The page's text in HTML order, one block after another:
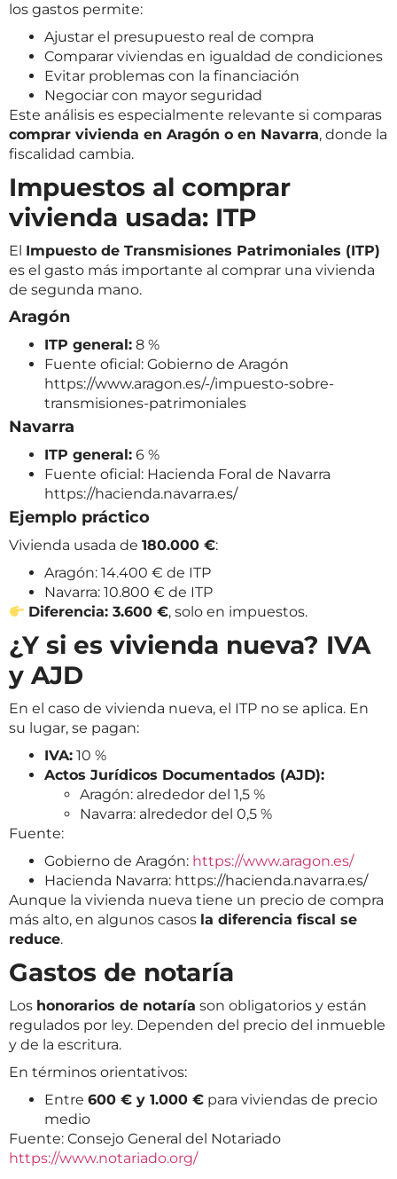
los gastos permite:
Ajustar el presupuesto real de compra
Comparar viviendas en igualdad de condiciones
Evitar problemas con la financiación
Negociar con mayor seguridad
Este análisis es especialmente relevante si comparas
comprar vivienda en Aragón o en Navarra, donde la
fiscalidad cambia.
Impuestos al comprar
vivienda usada: ITP
El Impuesto de Transmisiones Patrimoniales (ITP)
es el gasto más importante al comprar una vivienda
de segunda mano.
Aragón
ITP general: 8 %
Fuente oficial: Gobierno de Aragón
https://www.aragon.es/-/impuesto-sobre-
transmisiones-patrimoniales
Navarra
ITP general: 6 %
Fuente oficial: Hacienda Foral de Navarra
https://hacienda.navarra.es/
Ejemplo práctico
Vivienda usada de 180.000 €:
Aragón: 14.400 € de ITP
Navarra: 10.800 € de ITP
Diferencia: 3.600 €, solo en impuestos.
¿Y si es vivienda nueva? IVA
y AJD
En el caso de vivienda nueva, el ITP no se aplica. En
su lugar, se pagan:
IVA: 10 %
Actos Jurídicos Documentados (AJD):
Aragón: alrededor del 1,5 %
Navarra: alrededor del 0,5 %
Fuente:
Gobierno de Aragón: https://www.aragon.es/
Hacienda Navarra: https://hacienda.navarra.es/
Aunque la vivienda nueva tiene un precio de compra
más alto, en algunos casos la diferencia fiscal se
reduce.
Gastos de notaría
Los honorarios de notaría son obligatorios y están
regulados por ley. Dependen del precio del inmueble
y de la escritura.
En términos orientativos:
Entre 600 € y 1.000 € para viviendas de precio
medio
Fuente: Consejo General del Notariado
https://www.notariado.org/